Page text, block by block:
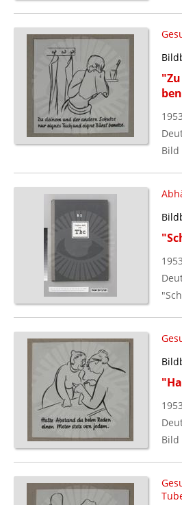
1953
Bild
1953
1953
Bild